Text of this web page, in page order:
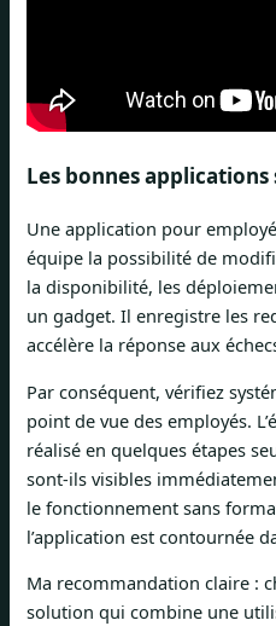
Les bonnes
Une application pour
équipe la possibilité de
la disponibilité, les
un gadget. Il enregistre les
accélère la réponse aux
Par conséquent, vérifiez
point de vue des employés.
réalisé en quelques étapes
sont-ils visibles
le fonctionnement sans
l’application est contournée
Ma recommandation claire :
solution qui combine une